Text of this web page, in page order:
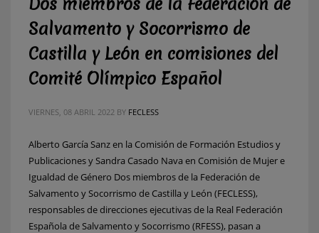
Salvamento y Socorrismo de
Castilla y León en comisiones del
Comité Olímpico Español
VIERNES, 08 ABRIL 2022 BY FECLESS
Alberto García Sanz en la Comisión de Formación Estudios y
Publicaciones y Sandra Casado Nava en Comisión de Mujer e
Igualdad de Género Dos miembros de la Federación de
Salvamento y Socorrismo de Castilla y León (FECLESS),
responsables de direcciones ejecutivas de la Real Federación
Española de Salvamento y Socorrismo (RFESS), pasan a